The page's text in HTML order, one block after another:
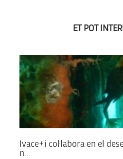
ET POT
Ivace+i col·labora en el
n...